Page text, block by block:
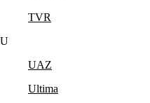
TVR
U
UAZ
Ultima